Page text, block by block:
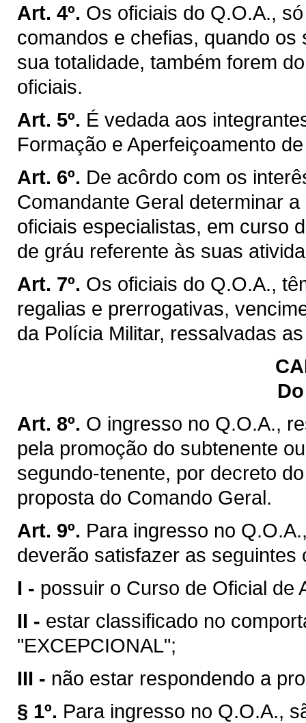
Art. 4º. Os oficiais do Q.O.A.,
comandos e chefias, quando
sua totalidade, também forem
oficiais.
Art. 5º. É vedada aos
Formação e Aperfeiçoamento
Art. 6º. De acôrdo com os
Comandante Geral determinar
oficiais especialistas, em curso
de gráu referente às suas
Art. 7º. Os oficiais do Q.O.A.,
regalias e prerrogativas,
da Polícia Militar, ressalvadas
Art. 8º. O ingresso no Q.O.A.,
pela promoção do subtenente
segundo-tenente, por decreto
proposta do Comando Geral.
Art. 9º. Para ingresso no
deverão satisfazer as seguintes
I - possuir o Curso de Oficial de
II - estar classificado no
"EXCEPCIONAL";
III - não estar respondendo a
§ 1º. Para ingresso no Q.O.A.,